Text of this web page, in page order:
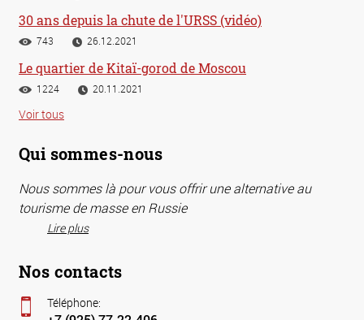
30 ans depuis la chute de l'URSS (vidéo)
743 26.12.2021
Le quartier de Kitaï-gorod de Moscou
1224 20.11.2021
Voir tous
Qui sommes-nous
Nous sommes là pour vous offrir une alternative au
tourisme de masse en Russie
Lire plus
Nos contacts
Téléphone: